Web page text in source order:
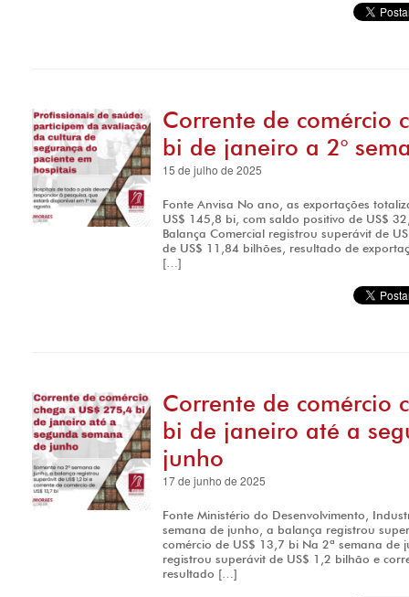
Corrente de comércio
bi de janeiro a 2°
15 de julho de 2025
Fonte Anvisa No ano, as exportações
US$ 145,8 bi, com saldo positivo de US$
Balança Comercial registrou superávit de
de US$ 11,84 bilhões, resultado de
[…]
Corrente de comércio
bi de janeiro até a
junho
17 de junho de 2025
Fonte Ministério do Desenvolvimento,
semana de junho, a balança registrou
comércio de US$ 13,7 bi Na 2ª semana
registrou superávit de US$ 1,2 bilhão e
resultado […]